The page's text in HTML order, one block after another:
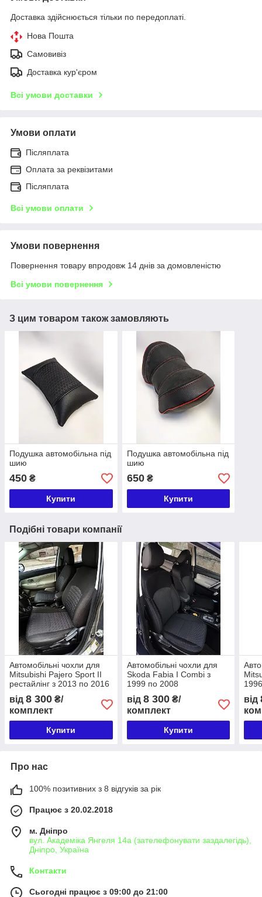
Доставка здійснюється тільки по передоплаті.
Нова Пошта
Самовивіз
Доставка кур'єром
Всі умови доставки
Умови оплати
Післяплата
Оплата за реквізитами
Післяплата
Всі умови оплати
Умови повернення
Повернення товару впродовж 14 днів за домовленістю
Всі умови повернення
З цим товаром також замовляють
Подушка автомобільна під
шию
450 ₴
Купити
Подушка автомобільна під
шию
650₴
Купити
Подібні товари компанії
Автомобільні чохли для
Mitsubishi Pajero Sport II
рестайлінг з 2013 по 2016
від 8 300 ₴/
комплект
Купити
Автомобільні чохли для
Skoda Fabia I Combi з
1999 по 2008
від 8 300₴/
комплект
Купити
від
Про нас
100% позитивних з 8 відгуків за рік
Працює з 20.02.2018
м. Дніпро
вул. Академіка Янгеля 14а (зателефонувати заздалегідь),
Дніпро, Україна
Контакти
Сьогодні працює з 09:00 до 21:00